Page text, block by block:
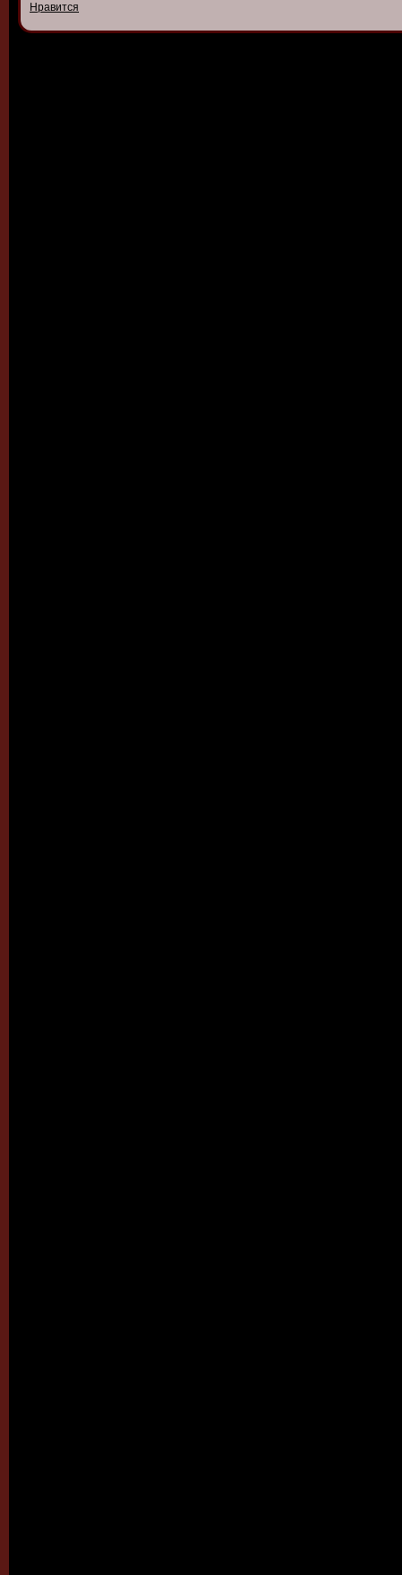
Нравится